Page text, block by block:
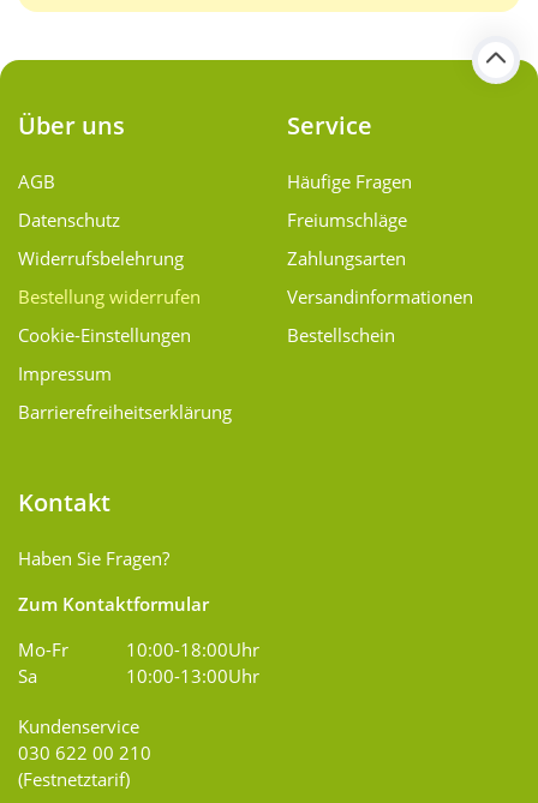
Über uns
AGB
Datenschutz
Widerrufsbelehrung
Bestellung widerrufen
Cookie-Einstellungen
Impressum
Barrierefreiheitserklärung
Service
Häufige Fragen
Freiumschläge
Zahlungsarten
Versand­informationen
Bestellschein
Kontakt
Haben Sie Fragen?
Zum Kontaktformular
Mo-Fr
10:00-18:00Uhr
Sa
10:00-13:00Uhr
Kundenservice
030 622 00 210
(Festnetztarif)